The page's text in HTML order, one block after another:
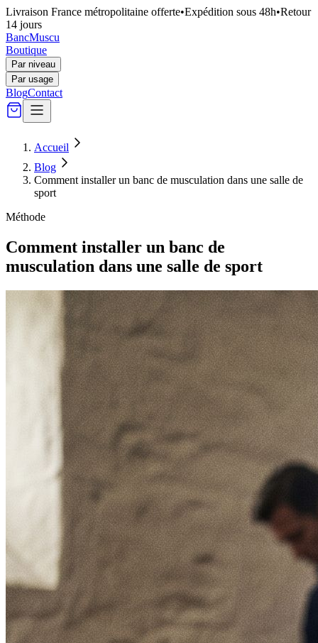
Livraison France métropolitaine offerte•Expédition sous 48h•Retour
14 jours
BancMuscu
Boutique
Par niveau
Par usage
BlogContact
Accueil
Blog
Comment installer un banc de musculation dans une salle de
sport
Méthode
Comment installer un banc de
musculation dans une salle de sport